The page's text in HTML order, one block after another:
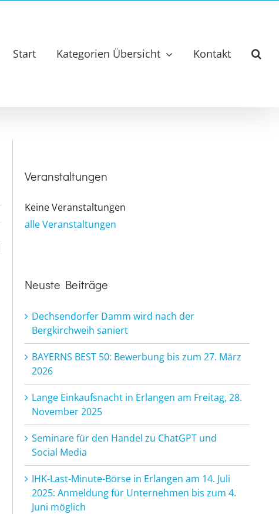
Start Kategorien Übersicht Kontakt
Veranstaltungen
Keine Veranstaltungen
alle Veranstaltungen
Neuste Beiträge
Dechsendorfer Damm wird nach der
Bergkirchweih saniert
BAYERNS BEST 50: Bewerbung bis zum 27. März
2026
Lange Einkaufsnacht in Erlangen am Freitag, 28.
November 2025
Seminare für den Handel zu ChatGPT und
Social Media
IHK-Last-Minute-Börse in Erlangen am 14. Juli
2025: Anmeldung für Unternehmen bis zum 4.
Juni möglich